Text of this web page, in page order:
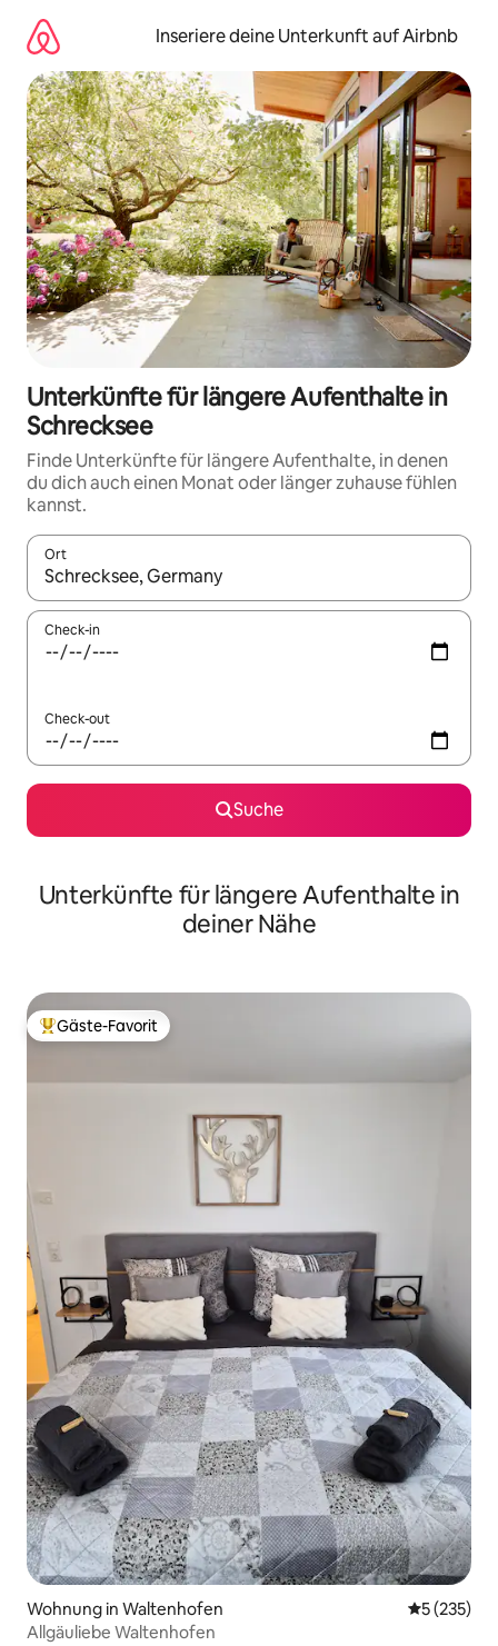
Inhalten
springen
Inseriere deine Unterkunft auf Airbnb
Unterkünfte für längere Aufenthalte in
Schrecksee
Finde Unterkünfte für längere Aufenthalte, in denen
du dich auch einen Monat oder länger zuhause fühlen
kannst.
Ort
Wenn Ergebnisse verfügbar sind, navigiere mit den
Check-in
Check-out
Suche
Unterkünfte für längere Aufenthalte in
deiner Nähe
Beliebter Gäste-Favorit.
Gäste-Favorit
Wohnung in Waltenhofen
5 (235)
Allgäuliebe Waltenhofen